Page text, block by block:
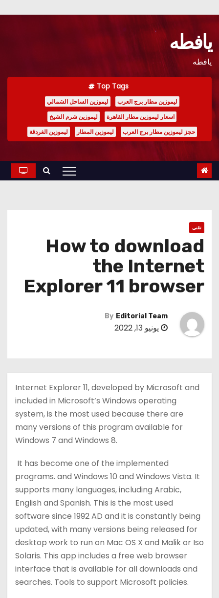
Skip
content
يافطه
يافطه
Top Tags
ليموزين مطار برج العرب
ليموزين الساحل الشمالي
اسعار ليموزين مطار القاهرة
ليموزين شرم الشيخ
حجز ليموزين مطار برج العرب
ليموزين المطار ليموزين الغردقة
تقنى
How to download
the Internet
Explorer 11 browser
By Editorial Team
يونيو 13, 2022
Internet Explorer 11, developed by Microsoft and
included in Microsoft’s Windows operating
system, is the most used because there are
many versions of this program available for
Windows 7 and Windows 8.
It has become one of the implemented
programs. and Windows 10 and Windows Vista. It
supports many languages, including Arabic,
English and Spanish. This is the most used
software since 1992 AD and it is constantly being
updated, with many versions being released for
desktop work to run on Mac OS X and Malik or Iso
Solaris. This app includes a free web browser
interface that is available for all downloads and
searches. Tools to support Microsoft policies.